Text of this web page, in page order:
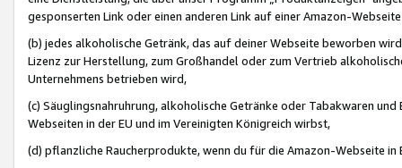
gesponserten Link oder einen anderen Link auf einer Amazon-
(b) jedes alkoholische Getränk, das auf deiner Webseite beworben
Lizenz zur Herstellung, zum Großhandel oder zum Vertrieb
Unternehmens betrieben wird,
(c) Säuglingsnahruhrung, alkoholische Getränke oder Tabakwaren
Webseiten in der EU und im Vereinigten Königreich wirbst,
(d) pflanzliche Raucherprodukte, wenn du für die Amazon-Webseite in